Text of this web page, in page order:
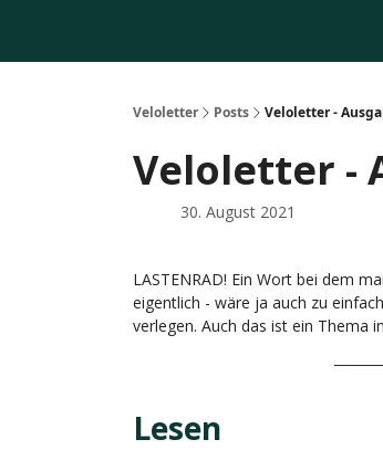
Veloletter Posts Veloletter -
Veloletter -
30. August 2021
LASTENRAD! Ein Wort bei dem
eigentlich - wäre ja auch zu
verlegen. Auch das ist ein Thema
Lesen